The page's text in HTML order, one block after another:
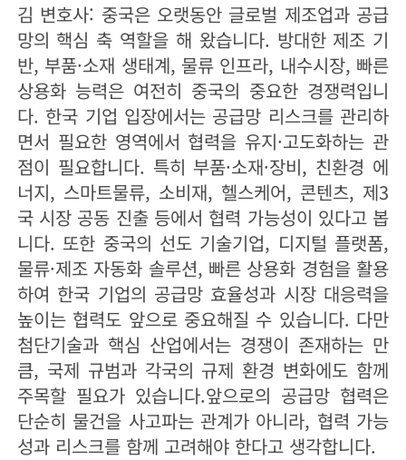
김 변호사: 중국은 오랫동안 글로벌 제조업과 공급
망의 핵심 축 역할을 해 왔습니다. 방대한 제조 기
반, 부품·소재 생태계, 물류 인프라, 내수시장, 빠른
상용화 능력은 여전히 중국의 중요한 경쟁력입니
다. 한국 기업 입장에서는 공급망 리스크를 관리하
면서 필요한 영역에서 협력을 유지·고도화하는 관
점이 필요합니다. 특히 부품·소재·장비, 친환경 에
너지, 스마트물류, 소비재, 헬스케어, 콘텐츠, 제3
국 시장 공동 진출 등에서 협력 가능성이 있다고 봅
니다. 또한 중국의 선도 기술기업, 디지털 플랫폼,
물류·제조 자동화 솔루션, 빠른 상용화 경험을 활용
하여 한국 기업의 공급망 효율성과 시장 대응력을
높이는 협력도 앞으로 중요해질 수 있습니다. 다만
첨단기술과 핵심 산업에서는 경쟁이 존재하는 만
큼, 국제 규범과 각국의 규제 환경 변화에도 함께
주목할 필요가 있습니다.앞으로의 공급망 협력은
단순히 물건을 사고파는 관계가 아니라, 협력 가능
성과 리스크를 함께 고려해야 한다고 생각합니다.